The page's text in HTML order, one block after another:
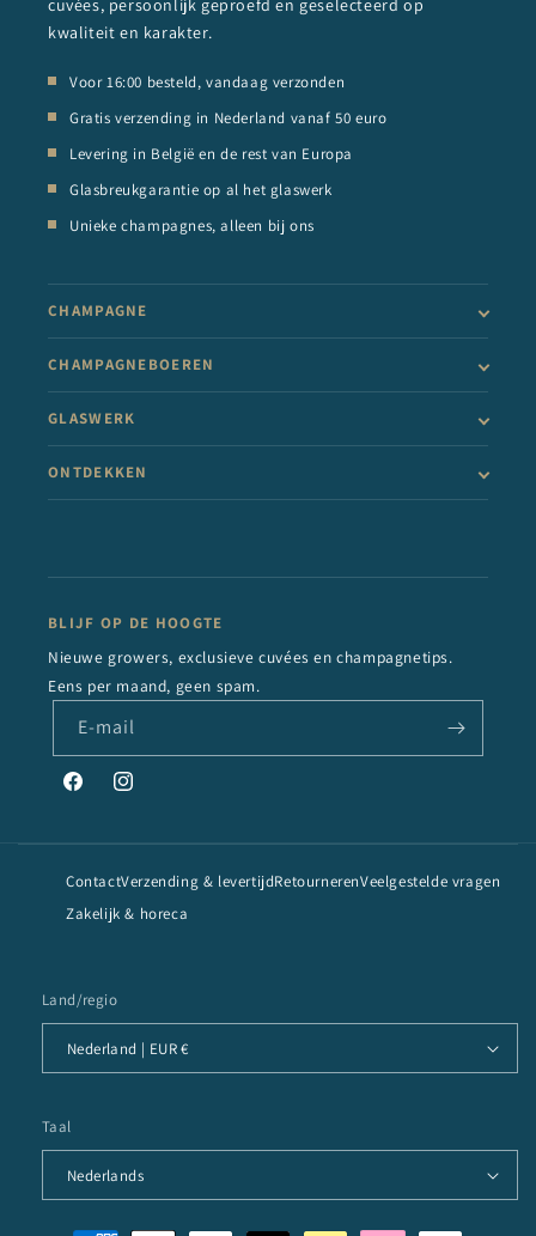
cuvées, persoonlijk geproefd en geselecteerd op
kwaliteit en karakter.
Voor 16:00 besteld, vandaag verzonden
Gratis verzending in Nederland vanaf 50 euro
Levering in België en de rest van Europa
Glasbreukgarantie op al het glaswerk
Unieke champagnes, alleen bij ons
CHAMPAGNE
CHAMPAGNEBOEREN
GLASWERK
ONTDEKKEN
BLIJF OP DE HOOGTE
Nieuwe growers, exclusieve cuvées en champagnetips.
Eens per maand, geen spam.
E‑mail
FacebookInstagram
ContactVerzending & levertijdRetournerenVeelgestelde vragen
Zakelijk & horeca
Land/regio
Nederland | EUR €
Taal
Nederlands